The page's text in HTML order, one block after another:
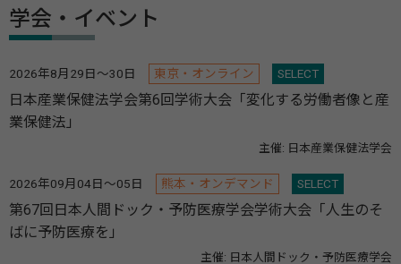
学会・イベント
2026年8月29日～30日 東京・オンライン SELECT
日本産業保健法学会第6回学術大会「変化する労働者像と産
業保健法」
主催: 日本産業保健法学会
2026年09月04日～05日 熊本・オンデマンド SELECT
第67回日本人間ドック・予防医療学会学術大会「人生のそ
ばに予防医療を」
主催: 日本人間ドック・予防医療学会